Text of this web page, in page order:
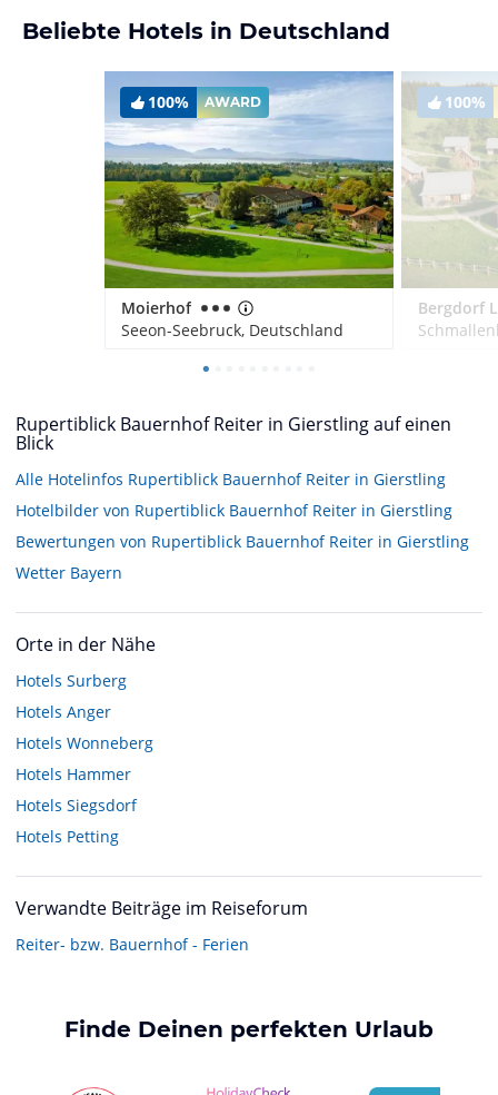
Beliebte Hotels in Deutschland
100% AWARD
Moierhof
Seeon-Seebruck, Deutschland
100%
Rupertiblick Bauernhof Reiter in Gierstling auf einen
Blick
Alle Hotelinfos Rupertiblick Bauernhof Reiter in Gierstling
Hotelbilder von Rupertiblick Bauernhof Reiter in Gierstling
Bewertungen von Rupertiblick Bauernhof Reiter in Gierstling
Wetter Bayern
Orte in der Nähe
Hotels Surberg
Hotels Anger
Hotels Wonneberg
Hotels Hammer
Hotels Siegsdorf
Hotels Petting
Verwandte Beiträge im Reiseforum
Reiter- bzw. Bauernhof - Ferien
Finde Deinen perfekten Urlaub